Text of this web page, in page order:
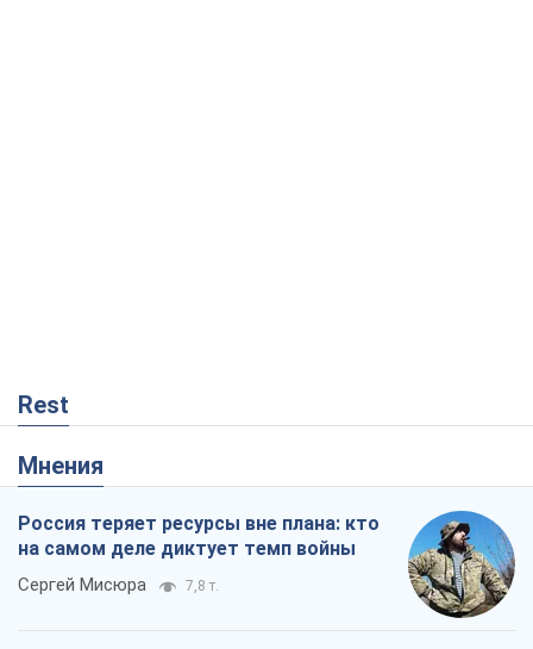
Rest
Мнения
Россия теряет ресурсы вне плана: кто
на самом деле диктует темп войны
Сергей Мисюра 7,8 т.